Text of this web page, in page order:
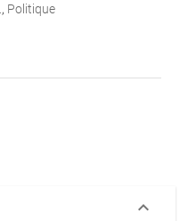
, Politique
keyboard_arrow_down